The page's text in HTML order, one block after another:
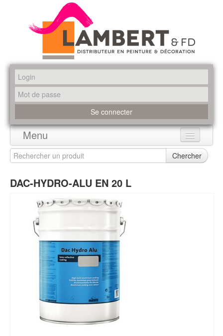
Menu
Accueil
Promotions
Brochures & Tarifs
Actualités
Dépôts
Contact
Chercher
DAC-HYDRO-ALU EN 20 L